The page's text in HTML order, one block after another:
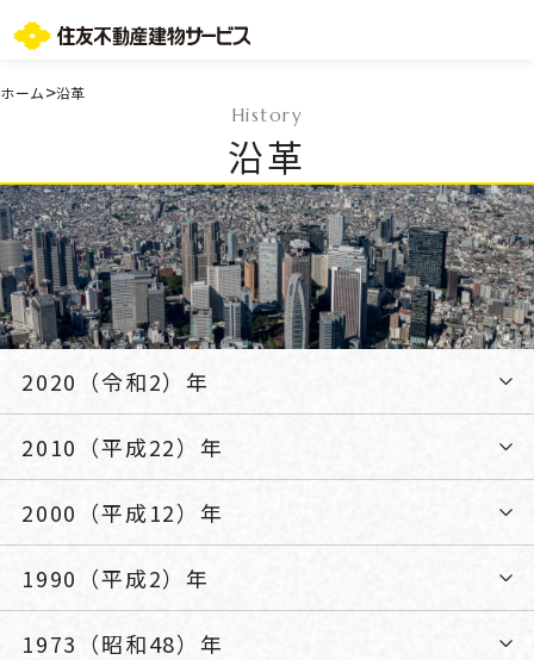
ご所有・お住まいの皆様
会社情報
採用情報
住友不動産グループのサービス
不動産仲介会社様
ST-マンション管理WEBサービス
よくあるご質問
お問い合わせ総合窓口
ニュースリリース/お知らせ一覧
サイトマップ
プライバシーポリシー
一般事業主行動計画
パートナーシップ構築宣言
マルチステークホルダー方針
カスタマーハラスメントに対する基本方針
ホーム>沿革
History
沿革
2020（令和2）年
2010（平成22）年
2000（平成12）年
1990（平成2）年
1973（昭和48）年